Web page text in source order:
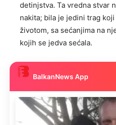
detinjstva. Ta vredna stvar
nakita; bila je jedini trag
životom, sa sećanjima na
kojih se jedva sećala.
BalkanNews App